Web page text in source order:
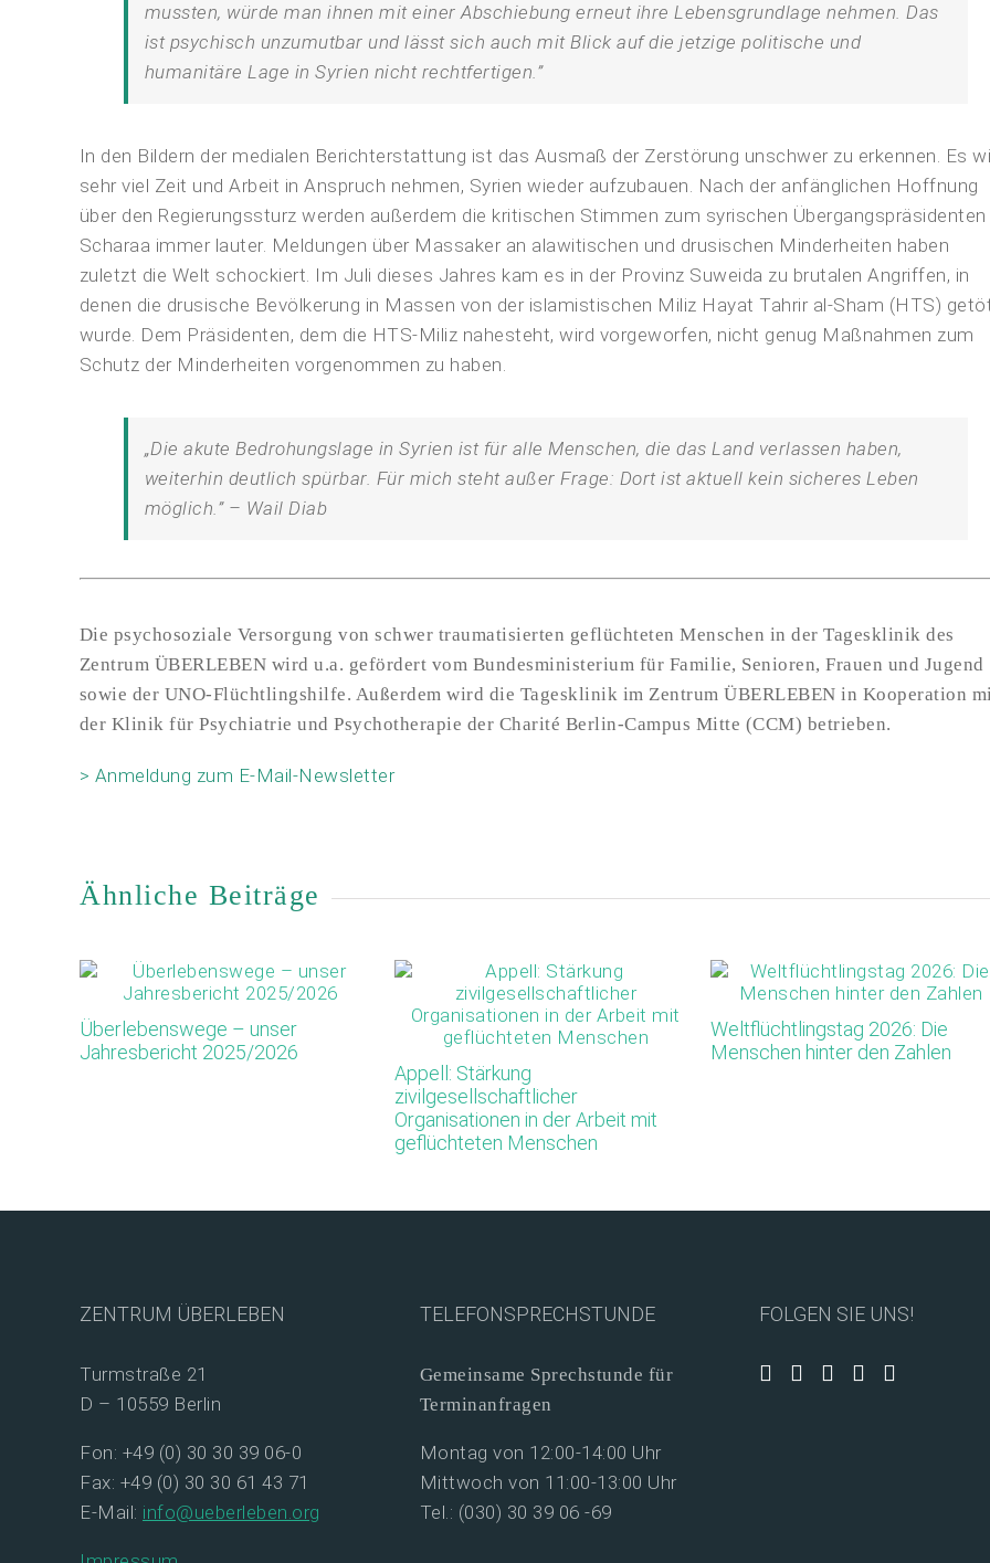
mussten, würde man ihnen mit einer Abschiebung erneut ihre Lebensgrundlage nehmen. Das
ist psychisch unzumutbar und lässt sich auch mit Blick auf die jetzige politische und
humanitäre Lage in Syrien nicht rechtfertigen.”
In den Bildern der medialen Berichterstattung ist das Ausmaß der Zerstörung unschwer zu erkennen. Es
sehr viel Zeit und Arbeit in Anspruch nehmen, Syrien wieder aufzubauen. Nach der anfänglichen Hoffnung
über den Regierungssturz werden außerdem die kritischen Stimmen zum syrischen Übergangspräsidenten
Scharaa immer lauter. Meldungen über Massaker an alawitischen und drusischen Minderheiten haben
zuletzt die Welt schockiert. Im Juli dieses Jahres kam es in der Provinz Suweida zu brutalen Angriffen, in
denen die drusische Bevölkerung in Massen von der islamistischen Miliz Hayat Tahrir al-Sham (HTS)
wurde. Dem Präsidenten, dem die HTS-Miliz nahesteht, wird vorgeworfen, nicht genug Maßnahmen zum
Schutz der Minderheiten vorgenommen zu haben.
„Die akute Bedrohungslage in Syrien ist für alle Menschen, die das Land verlassen haben,
weiterhin deutlich spürbar. Für mich steht außer Frage: Dort ist aktuell kein sicheres Leben
möglich.” – Wail Diab
Die psychosoziale Versorgung von schwer traumatisierten geflüchteten Menschen in der Tagesklinik des
Zentrum ÜBERLEBEN wird u.a. gefördert vom Bundesministerium für Familie, Senioren, Frauen und Jugend
sowie der UNO-Flüchtlingshilfe. Außerdem wird die Tagesklinik im Zentrum ÜBERLEBEN in Kooperation
der Klinik für Psychiatrie und Psychotherapie der Charité Berlin-Campus Mitte (CCM) betrieben.
> Anmeldung zum E-Mail-Newsletter
Ähnliche Beiträge
Überlebenswege – unser
Jahresbericht 2025/2026
Appell: Stärkung
zivilgesellschaftlicher
Organisationen in der Arbeit mit
geflüchteten Menschen
Weltflüchtlingstag 2026: Die
Menschen hinter den Zahlen
ZENTRUM ÜBERLEBEN
Turmstraße 21
D – 10559 Berlin
Fon: +49 (0) 30 30 39 06-0
Fax: +49 (0) 30 30 61 43 71
E-Mail: info@ueberleben.org
TELEFONSPRECHSTUNDE
Gemeinsame Sprechstunde für
Terminanfragen
Montag von 12:00-14:00 Uhr
Mittwoch von 11:00-13:00 Uhr
Tel.: (030) 30 39 06 -69
FOLGEN SIE UNS!